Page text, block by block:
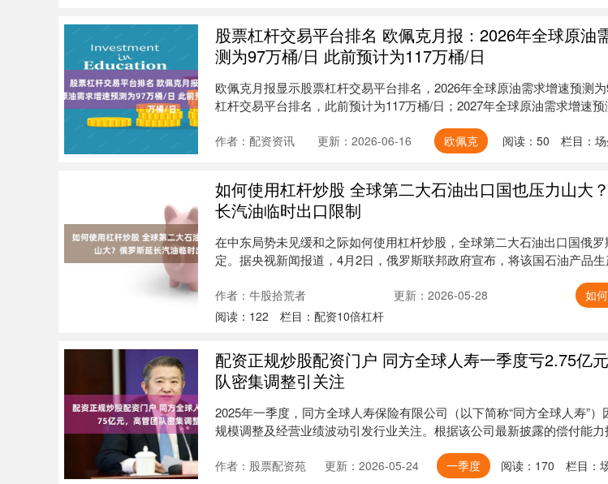
股票杠杆交易平台排名 欧佩克月报：2026年全球原油
测为97万桶/日 此前预计为117万桶/日
欧佩克月报显示股票杠杆交易平台排名，2026年全球原油需求增速预测
杠杆交易平台排名，此前预计为117万桶/日；2027年全球原油需求增速预
作者：配资资讯 更新：2026-06-16 欧佩克 阅读： 50 栏目：
如何使用杠杆炒股 全球第二大石油出口国也压力山大
长汽油临时出口限制
在中东局势未见缓和之际如何使用杠杆炒股，全球第二大石油出口国俄
定。据央视新闻报道，4月2日，俄罗斯联邦政府宣布，将该国石油产品
作者：牛股拾荒者 更新：2026-05-28
如
阅读： 122 栏目： 配资10倍杠杆
配资正规炒股配资门户 同方全球人寿一季度亏2.75亿
队密集调整引关注
2025年一季度，同方全球人寿保险有限公司（以下简称“同方全球人寿”）
规模调整及经营业绩波动引发行业关注。根据该公司最新披露的偿付能
作者：股票配资苑 更新：2026-05-24 一季度 阅读： 170 栏目：